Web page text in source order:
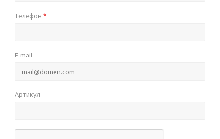
Телефон *
E-mail
Артикул